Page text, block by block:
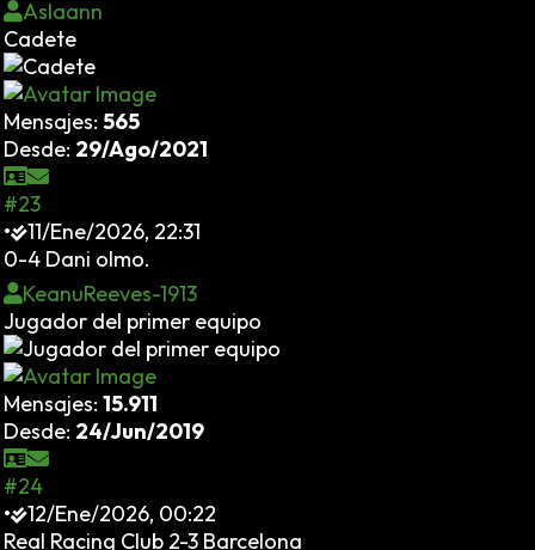
Aslaann
Cadete
Mensajes: 565
Desde: 29/Ago/2021
#23
•
11/Ene/2026, 22:31
0-4 Dani olmo.
KeanuReeves-1913
Jugador del primer equipo
Mensajes: 15.911
Desde: 24/Jun/2019
#24
•
12/Ene/2026, 00:22
Real Racing Club 2-3 Barcelona